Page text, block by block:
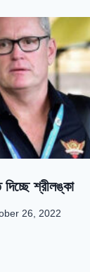
শ্রীলঙ্কা
26, 2022